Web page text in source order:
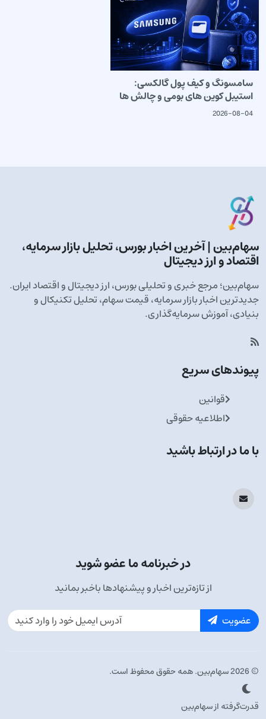
سامسونگ و کیف پول گالکسی:
استیبل کوین های بومی و چالش ها
2026-08-04
سهام‌بین | آخرین اخبار بورس، تحلیل بازار سرمایه،
اقتصاد و ارز دیجیتال
سهام‌بین؛ مرجع خبری و تحلیلی بورس، ارز دیجیتال و اقتصاد ایران.
جدیدترین اخبار بازار سرمایه، قیمت سهام، تحلیل تکنیکال و
بنیادی، آموزش سرمایه‌گذاری.
پیوندهای سریع
قوانین
اطلاعیه حقوقی
با ما در ارتباط باشید
در خبرنامه ما عضو شوید
از تازه‌ترین اخبار و پیشنهادها باخبر بمانید
عضویت
© 2026 سهام‌بین. همه حقوق محفوظ است.
قدرت‌گرفته از سهام‌بین